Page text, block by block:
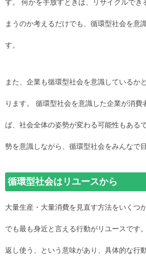
す。 何かを手放すときは、リサイクルでき
まうのか考えるだけでも、循環型社会を意
す。
また、企業も循環型社会を意識しているか
ります。 循環型社会を意識した企業が消
ば、社会全体の姿勢が変わる可能性もある
勢を意識しながら、循環型社会をみんなで
循環型社会はリユースから
大量生産・大量消費を見直す方法をいくつ
でも最も身近と言える行動がリユースです
返し使う、という意味があり、具体的な行